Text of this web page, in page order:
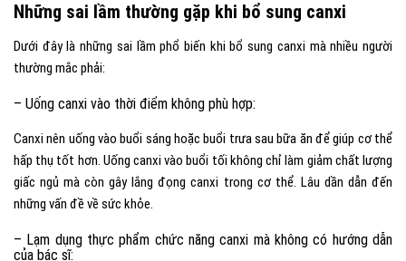
Những sai lầm thường gặp khi bổ sung canxi
Dưới đây là những sai lầm phổ biến khi bổ sung canxi mà nhiều người
thường mắc phải:
– Uống canxi vào thời điểm không phù hợp:
Canxi nên uống vào buổi sáng hoặc buổi trưa sau bữa ăn để giúp cơ thể
hấp thụ tốt hơn. Uống canxi vào buổi tối không chỉ làm giảm chất lượng
giấc ngủ mà còn gây lắng đọng canxi trong cơ thể. Lâu dần dẫn đến
những vấn đề về sức khỏe.
– Lạm dụng thực phẩm chức năng canxi mà không có hướng dẫn
của bác sĩ: